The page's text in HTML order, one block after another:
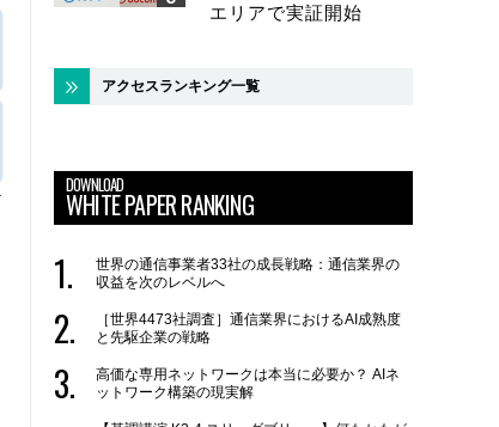
エリアで実証開始
アクセスランキング一覧
DOWNLOAD
WHITE PAPER RANKING
世界の通信事業者33社の成長戦略：通信業界の
収益を次のレベルへ
［世界4473社調査］通信業界におけるAI成熟度
と先駆企業の戦略
高価な専用ネットワークは本当に必要か？ AIネ
ットワーク構築の現実解